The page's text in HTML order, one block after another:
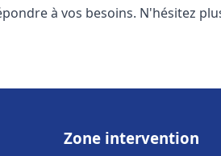
à vos besoins. N'hésitez
Zone intervention